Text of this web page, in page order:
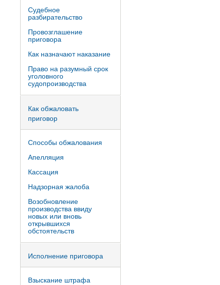
Судебное
разбирательство
Провозглашение
приговора
Как назначают наказание
Право на разумный срок
уголовного
судопроизводства
Как обжаловать
приговор
Способы обжалования
Апелляция
Кассация
Надзорная жалоба
Возобновление
производства ввиду
новых или вновь
открывшихся
обстоятельств
Исполнение приговора
Взыскание штрафа